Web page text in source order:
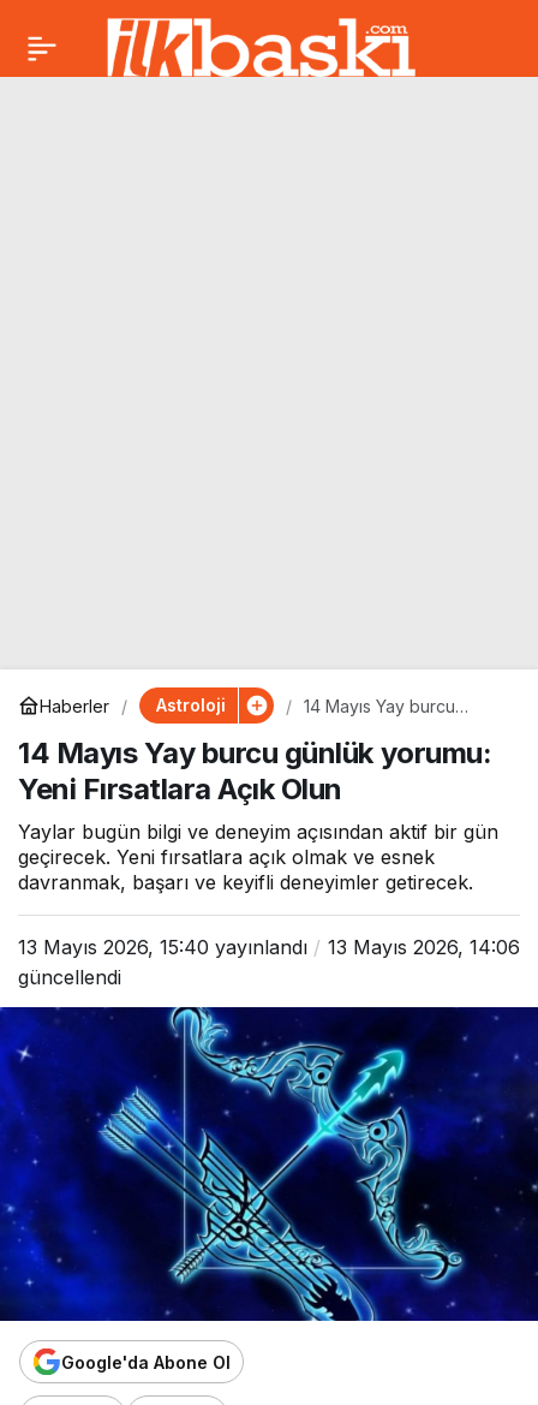
Haberler Astroloji
14 Mayıs Yay burcu
Fırsatlara Açık Olun
14 Mayıs Yay burcu günlük yorumu:
Yeni Fırsatlara Açık Olun
Yaylar bugün bilgi ve deneyim açısından aktif bir gün
geçirecek. Yeni fırsatlara açık olmak ve esnek
davranmak, başarı ve keyifli deneyimler getirecek.
13 Mayıs 2026, 15:40 yayınlandı
13 Mayıs 2026, 14:06
güncellendi
Google'da Abone Ol
14 Mayıs Akrep burcu